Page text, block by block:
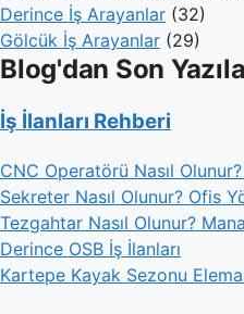
Derince İş Arayanlar (32)
Gölcük İş Arayanlar (29)
Blog'dan Son
İş İlanları Rehberi
CNC Operatörü Nasıl
Sekreter Nasıl Olunur? Ofis
Tezgahtar Nasıl Olunur?
Derince OSB İş İlanları
Kartepe Kayak Sezonu